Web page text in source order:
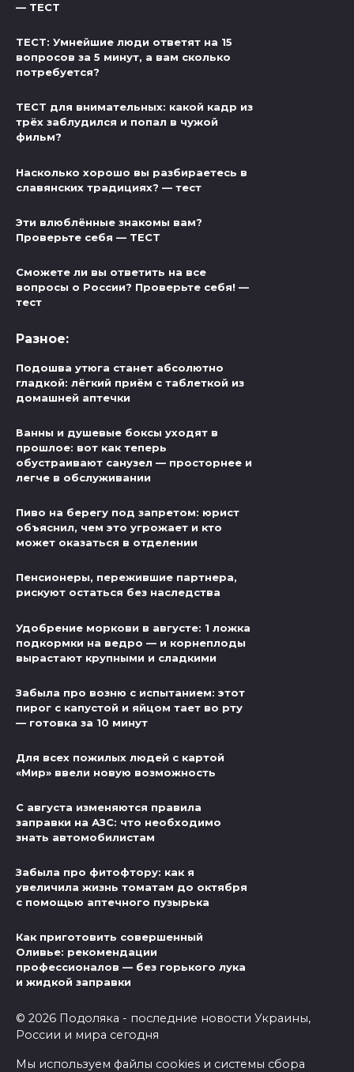
— ТЕСТ
ТЕСТ: Умнейшие люди ответят на 15
вопросов за 5 минут, а вам сколько
потребуется?
ТЕСТ для внимательных: какой кадр из
трёх заблудился и попал в чужой
фильм?
Насколько хорошо вы разбираетесь в
славянских традициях? — тест
Эти влюблённые знакомы вам?
Проверьте себя — ТЕСТ
Сможете ли вы ответить на все
вопросы о России? Проверьте себя! —
тест
Разное:
Подошва утюга станет абсолютно
гладкой: лёгкий приём с таблеткой из
домашней аптечки
Ванны и душевые боксы уходят в
прошлое: вот как теперь
обустраивают санузел — просторнее и
легче в обслуживании
Пиво на берегу под запретом: юрист
объяснил, чем это угрожает и кто
может оказаться в отделении
Пенсионеры, пережившие партнера,
рискуют остаться без наследства
Удобрение моркови в августе: 1 ложка
подкормки на ведро — и корнеплоды
вырастают крупными и сладкими
Забыла про возню с испытанием: этот
пирог с капустой и яйцом тает во рту
— готовка за 10 минут
Для всех пожилых людей с картой
«Мир» ввели новую возможность
С августа изменяются правила
заправки на АЗС: что необходимо
знать автомобилистам
Забыла про фитофтору: как я
увеличила жизнь томатам до октября
с помощью аптечного пузырька
Как приготовить совершенный
Оливье: рекомендации
профессионалов — без горького лука
и жидкой заправки
© 2026 Подоляка - последние новости Украины,
России и мира сегодня
Мы используем файлы cookies и системы сбора